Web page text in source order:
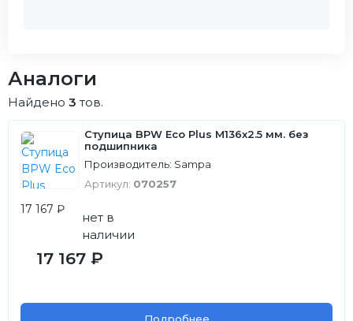
Аналоги
Найдено 3 тов.
Ступица BPW Eco Plus M136x2.5 мм. без
подшипника
Производитель: Sampa
Артикул: 070257
17 167 ₽
нет в
наличии
17 167 ₽